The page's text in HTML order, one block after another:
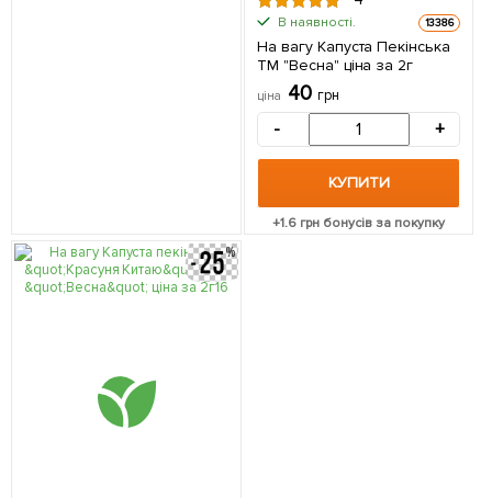
В наявності. 13386
На вагу Капуста Пекінська
ТМ "Весна" ціна за 2г
ціна 40 грн
- +
КУПИТИ
+1.6 грн бонусів за покупку